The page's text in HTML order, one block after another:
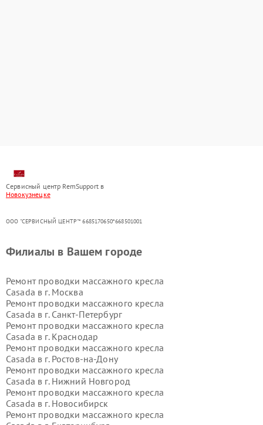
Сервисный центр RemSupport в
Новокузнецке
ООО "СЕРВИСНЫЙ ЦЕНТР"* 6685170650*668501001
Филиалы в Вашем городе
Ремонт проводки массажного кресла
Casada в г. Москва
Ремонт проводки массажного кресла
Casada в г. Санкт-Петербург
Ремонт проводки массажного кресла
Casada в г. Краснодар
Ремонт проводки массажного кресла
Casada в г. Ростов-на-Дону
Ремонт проводки массажного кресла
Casada в г. Нижний Новгород
Ремонт проводки массажного кресла
Casada в г. Новосибирск
Ремонт проводки массажного кресла